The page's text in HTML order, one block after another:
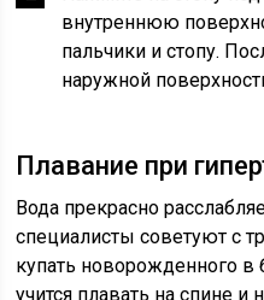
внутреннюю
пальчики и стопу.
наружной
Плавание при
Вода прекрасно
специалисты советуют с
купать новорожденного
учится плавать на спине